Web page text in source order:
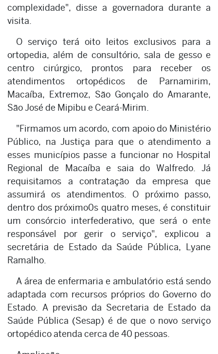
complexidade", disse a governadora durante a
visita.
O serviço terá oito leitos exclusivos para a
ortopedia, além de consultório, sala de gesso e
centro cirúrgico, prontos para receber os
atendimentos ortopédicos de Parnamirim,
Macaíba, Extremoz, São Gonçalo do Amarante,
São José de Mipibu e Ceará-Mirim.
"Firmamos um acordo, com apoio do Ministério
Público, na Justiça para que o atendimento a
esses municípios passe a funcionar no Hospital
Regional de Macaíba e saia do Walfredo. Já
requisitamos a contratação da empresa que
assumirá os atendimentos. O próximo passo,
dentro dos próximo0s quatro meses, é constituir
um consórcio interfederativo, que será o ente
responsável por gerir o serviço", explicou a
secretária de Estado da Saúde Pública, Lyane
Ramalho.
A área de enfermaria e ambulatório está sendo
adaptada com recursos próprios do Governo do
Estado. A previsão da Secretaria de Estado da
Saúde Pública (Sesap) é de que o novo serviço
ortopédico atenda cerca de 40 pessoas.